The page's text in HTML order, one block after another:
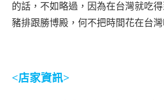
的話，不如略過，因為在台灣就吃
豬排跟勝博殿，何不把時間花在台灣
<店家資訊>